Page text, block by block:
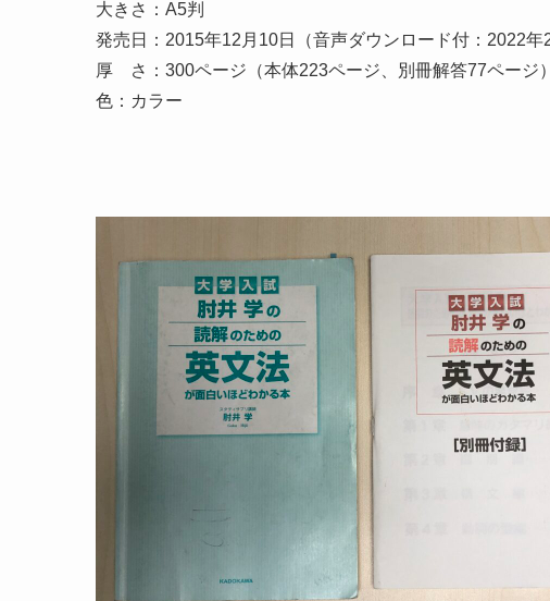
大きさ：A5判
発売日：2015年12月10日（音声ダウンロード付：2022年
厚 さ：300ページ（本体223ページ、別冊解答77ページ）
色：カラー